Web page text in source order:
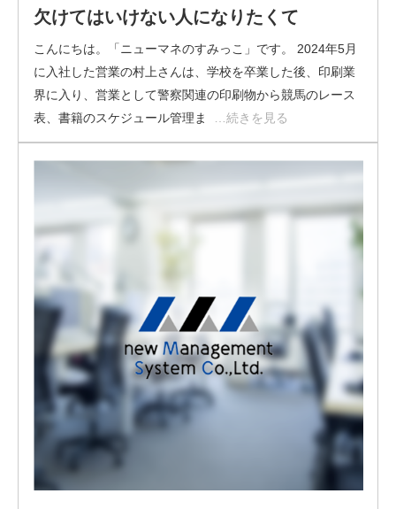
欠けてはいけない人になりたくて
こんにちは。「ニューマネのすみっこ」です。 2024年5月
に入社した営業の村上さんは、学校を卒業した後、印刷業
界に入り、営業として警察関連の印刷物から競馬のレース
表、書籍のスケジュール管理ま
…続きを見る